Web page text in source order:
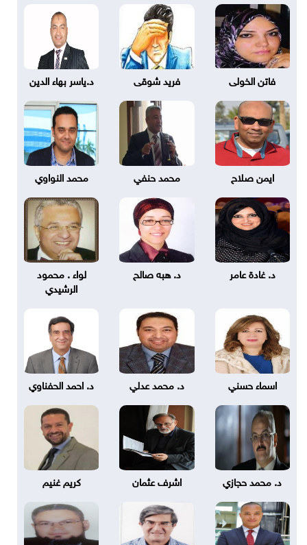
فاتن الخولى فريد شوقى د.ياسر بهاء الدين
ايمن صلاح محمد حنفي محمد النواوي
د. غادة عامر د. هبه صالح
لواء . محمود
الرشيدي
اسماء حسني د. محمد عدلي د. احمد الحفناوي
د. محمد حجازي اشرف عثمان كريم غنيم